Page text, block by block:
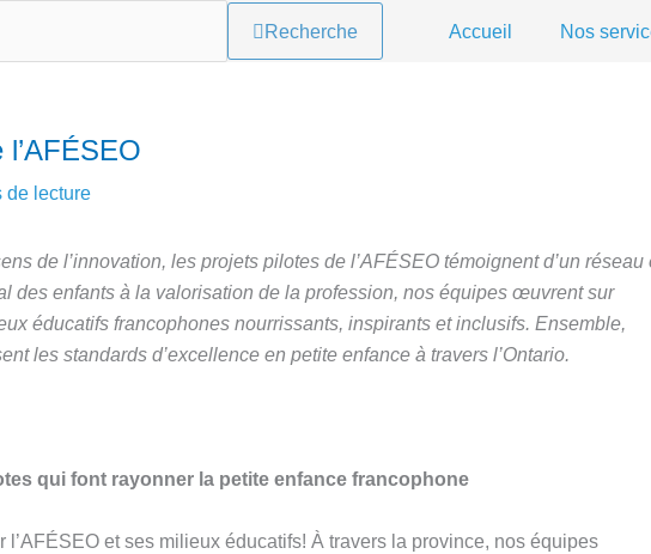
Recherche Accueil Nos
de lecture
de l’innovation, les projets pilotes de l’AFÉSEO témoignent d’un réseau
des enfants à la valorisation de la profession, nos équipes œuvrent sur
éducatifs francophones nourrissants, inspirants et inclusifs. Ensemble,
les standards d’excellence en petite enfance à travers l’Ontario.
qui font rayonner la petite enfance francophone
l’AFÉSEO et ses milieux éducatifs! À travers la province, nos équipes